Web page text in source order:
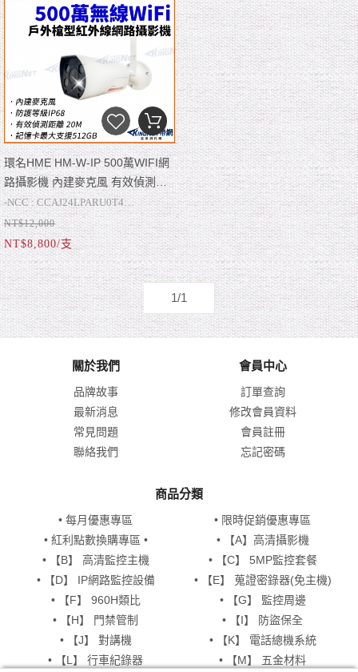
環名HME HM-W-IP 500萬WIFI網
路攝影機 內建麥克風 有效偵測距
離20M 防護等級IP68 帝網
KingNet
-NCC : CCAJ24LPARU0T4
​​​​​​​-1/2.8” Sony 低照度CMOS
-有效像素500萬
-鏡頭配置4、6、12mm/F2.0固定式鏡
頭
-最大光圈F1.6，在適當條件環境下，
有效偵測距離20M
-內建麥克風
-解析度-5MP、4MP、3MP、1080P、
720P、D1、360P、CIF
-防護等級IP68
-最大上線人數10
商品不含記憶卡可另購
NT$12,000
NT$8,800/支
1/1
關於我們
品牌故事
最新消息
常見問題
聯絡我們
會員中心
訂單查詢
修改會員資料
會員註冊
忘記密碼
商品分類
• 每月優惠專區
• 限時促銷優惠專區
• 紅利點數換購專區 •
• 【A】高清攝影機
• 【B】 高清監控主機
• 【C】 5MP監控套餐
• 【D】 IP網路監控設備
• 【E】 蒐證密錄器(免主機)
• 【F】 960H類比
• 【G】 監控周邊
• 【H】 門禁管制
• 【I】 防盜保全
• 【J】 對講機
• 【K】 電話總機系統
• 【L】 行車紀錄器
• 【M】 五金材料